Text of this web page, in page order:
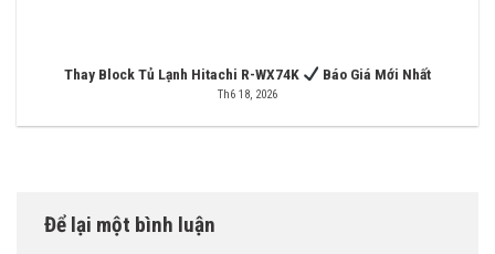
Thay Block Tủ Lạnh Hitachi R-WX74K Báo Giá Mới Nhất
Th6 18, 2026
Để lại một bình luận